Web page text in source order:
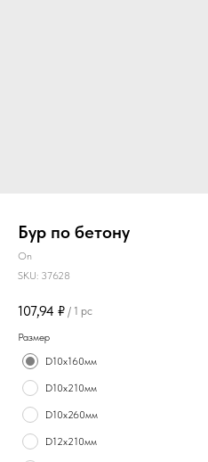
Бур по бетону
On
SKU: 37628
107,94 ₽ / 1 pc
Размер
D10х160мм
D10х210мм
D10х260мм
D12х210мм